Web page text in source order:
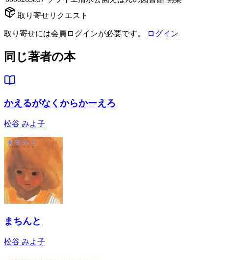
取り寄せリクエスト
取り寄せには会員ログインが必要です。 ログイン
同じ著者の本
かえるがなくからかーえろ
松谷 みよ子
まちんと
松谷 みよ子